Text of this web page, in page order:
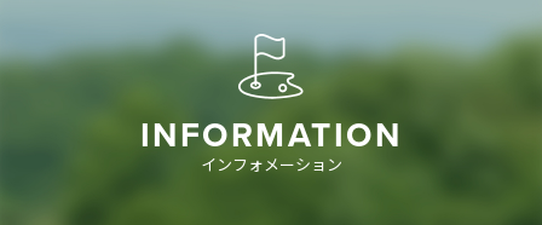
INFORMATION
インフォメーション